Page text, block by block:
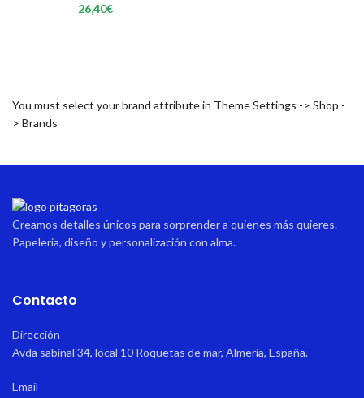
26,40€
You must select your brand attribute in Theme Settings -> Shop -
> Brands
Creamos detalles únicos para sorprender a quienes más quieres.
Papelería, diseño y personalización con alma.
Contacto
Dirección
Avda sabinal 34, local 10 Roquetas de mar, Almería, España.
Email